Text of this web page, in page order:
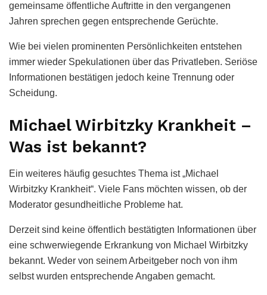
gemeinsame öffentliche Auftritte in den vergangenen
Jahren sprechen gegen entsprechende Gerüchte.
Wie bei vielen prominenten Persönlichkeiten entstehen
immer wieder Spekulationen über das Privatleben. Seriöse
Informationen bestätigen jedoch keine Trennung oder
Scheidung.
Michael Wirbitzky Krankheit –
Was ist bekannt?
Ein weiteres häufig gesuchtes Thema ist „Michael
Wirbitzky Krankheit“. Viele Fans möchten wissen, ob der
Moderator gesundheitliche Probleme hat.
Derzeit sind keine öffentlich bestätigten Informationen über
eine schwerwiegende Erkrankung von Michael Wirbitzky
bekannt. Weder von seinem Arbeitgeber noch von ihm
selbst wurden entsprechende Angaben gemacht.